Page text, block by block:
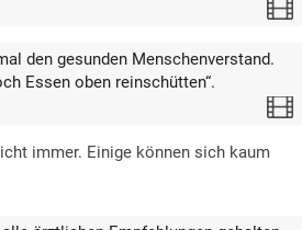
den gesunden Menschenverstand.
Essen oben reinschütten“.
immer. Einige können sich kaum